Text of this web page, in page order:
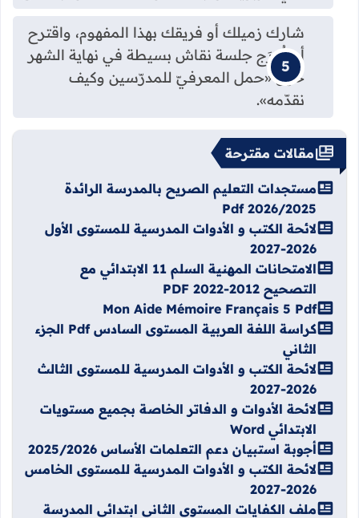
شارك زميلك أو فريقك بهذا المفهوم، واقترح
أن تُدرَج جلسة نقاش بسيطة في نهاية الشهر
حول «حمل المعرفيّ للمدرّسين وكيف
نقدّمه».
مقالات مقترحة
مستجدات التعليم الصريح بالمدرسة الرائدة
2026/2025 Pdf
لائحة الكتب و الأدوات المدرسية للمستوى الأول
2026-2027
الامتحانات المهنية السلم 11 الابتدائي مع
التصحيح 2012-2022 PDF
Mon Aide Mémoire Français 5 Pdf
كراسة اللغة العربية المستوى السادس Pdf الجزء
الثاني
لائحة الكتب و الأدوات المدرسية للمستوى الثالث
2026-2027
لائحة الأدوات و الدفاتر الخاصة بجميع مستويات
الابتدائي Word
أجوبة استبيان دعم التعلمات الأساس 2025/2026
لائحة الكتب و الأدوات المدرسية للمستوى الخامس
2026-2027
ملف الكفايات المستوى الثاني ابتدائي المدرسة